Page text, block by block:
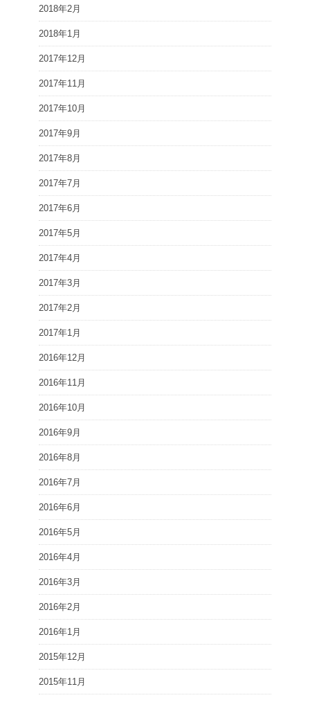
2018年2月
2018年1月
2017年12月
2017年11月
2017年10月
2017年9月
2017年8月
2017年7月
2017年6月
2017年5月
2017年4月
2017年3月
2017年2月
2017年1月
2016年12月
2016年11月
2016年10月
2016年9月
2016年8月
2016年7月
2016年6月
2016年5月
2016年4月
2016年3月
2016年2月
2016年1月
2015年12月
2015年11月